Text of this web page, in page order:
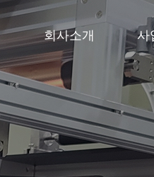
회사소개 사